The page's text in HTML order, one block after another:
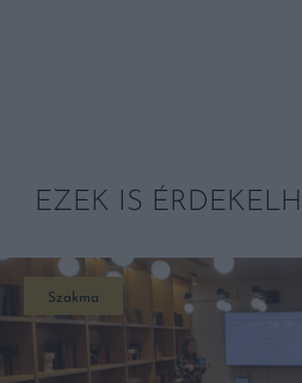
EZEK IS
Szakma